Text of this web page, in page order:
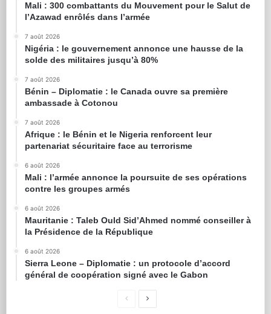
Mali : 300 combattants du Mouvement pour le Salut de
l’Azawad enrôlés dans l’armée
7 août 2026
Nigéria : le gouvernement annonce une hausse de la
solde des militaires jusqu’à 80%
7 août 2026
Bénin – Diplomatie : le Canada ouvre sa première
ambassade à Cotonou
7 août 2026
Afrique : le Bénin et le Nigeria renforcent leur
partenariat sécuritaire face au terrorisme
6 août 2026
Mali : l’armée annonce la poursuite de ses opérations
contre les groupes armés
6 août 2026
Mauritanie : Taleb Ould Sid’Ahmed nommé conseiller à
la Présidence de la République
6 août 2026
Sierra Leone – Diplomatie : un protocole d’accord
général de coopération signé avec le Gabon